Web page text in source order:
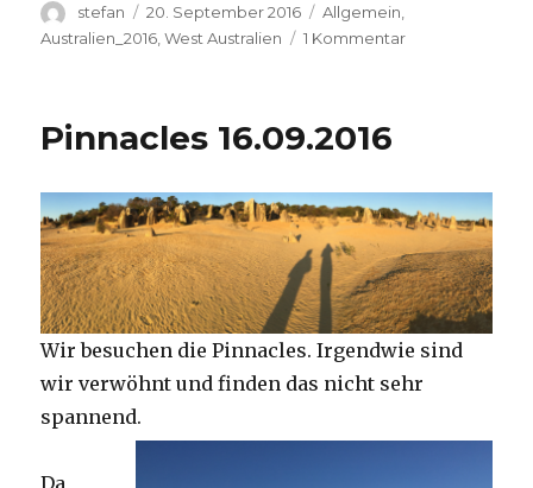
Autor
stefan
Veröffentlicht
am
20. September 2016 Kategorien
Allgemein,
Australien_2016 ,West Australien 1 Kommentarzu
Pinnacles 16.09.2016
Wir besuchen die Pinnacles. Irgendwie sind
wir verwöhnt und finden das nicht sehr
spannend.
Da